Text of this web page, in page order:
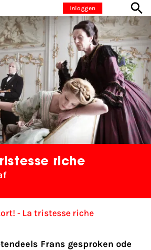
inhoudInloggen
riche
- La tristesse riche
Frans gesproken ode